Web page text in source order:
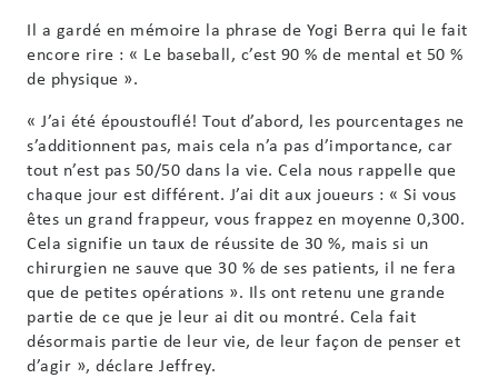
Il a gardé en mémoire la phrase de Yogi Berra qui le fait
encore rire : « Le baseball, c’est 90 % de mental et 50 %
de physique ».
« J’ai été époustouflé! Tout d’abord, les pourcentages ne
s’additionnent pas, mais cela n’a pas d’importance, car
tout n’est pas 50/50 dans la vie. Cela nous rappelle que
chaque jour est différent. J’ai dit aux joueurs : « Si vous
êtes un grand frappeur, vous frappez en moyenne 0,300.
Cela signifie un taux de réussite de 30 %, mais si un
chirurgien ne sauve que 30 % de ses patients, il ne fera
que de petites opérations ». Ils ont retenu une grande
partie de ce que je leur ai dit ou montré. Cela fait
désormais partie de leur vie, de leur façon de penser et
d’agir », déclare Jeffrey.